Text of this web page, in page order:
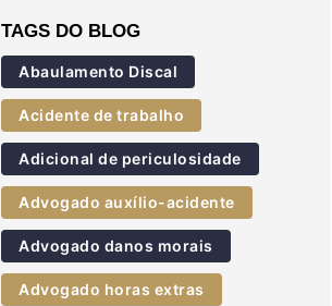
TAGS DO BLOG
Abaulamento Discal
Acidente de trabalho
Adicional de periculosidade
Advogado auxílio-acidente
Advogado danos morais
Advogado horas extras